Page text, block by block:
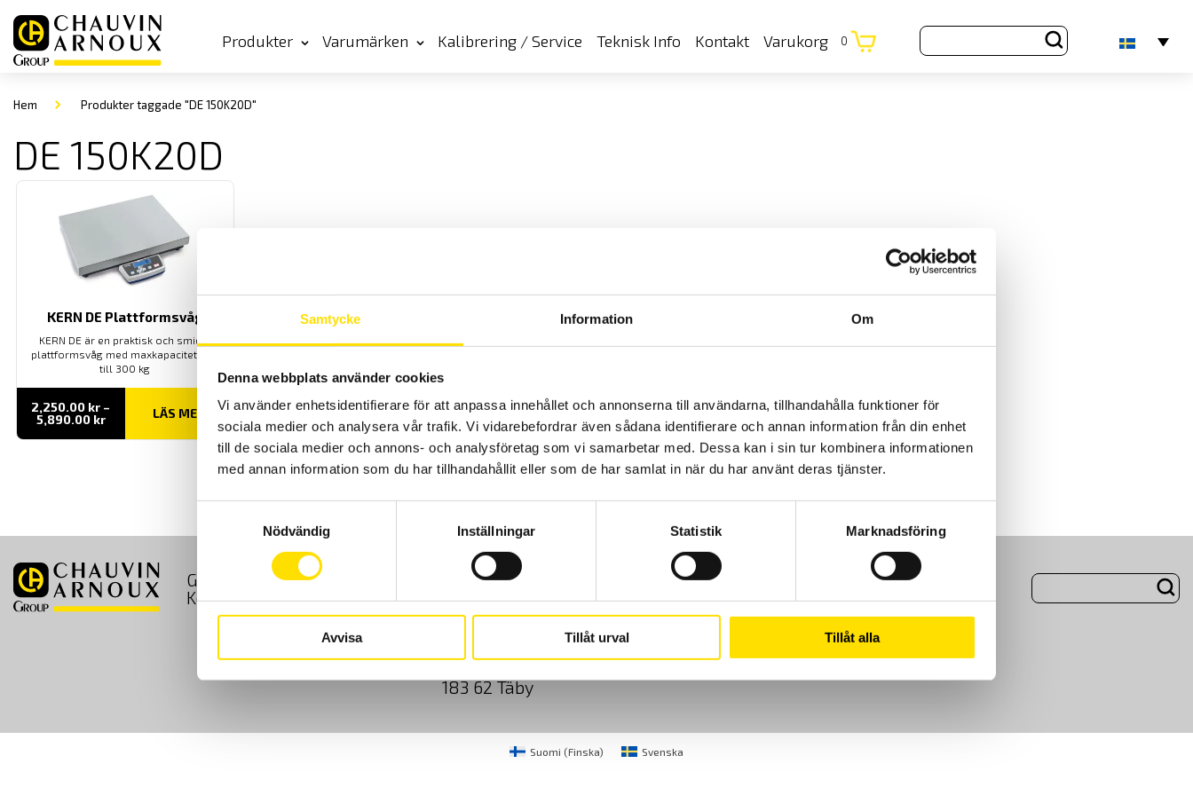
Samtycke Information Om
Denna webbplats använder cookies
Vi använder enhetsidentifierare för att anpassa innehållet och annonserna till användarna, tillhandahålla funktioner för
sociala medier och analysera vår trafik. Vi vidarebefordrar även sådana identifierare och annan information från din enhet
till de sociala medier och annons- och analysföretag som vi samarbetar med. Dessa kan i sin tur kombinera informationen
med annan information som du har tillhandahållit eller som de har samlat in när du har använt deras tjänster.
Nödvändig
Inställningar Statistik Marknadsföring
Avvisa Tillåt urval Tillåt alla
Produkter Varumärken Kalibrering / Service Teknisk Info Kontakt Varukorg 0
Hem Produkter taggade "DE 150K20D"
DE 150K20D
KERN DE Plattformsvåg
KERN DE är en praktisk och smidig
plattformsvåg med maxkapacitet upp
till 300 kg
2,250.00 kr –
5,890.00 krPrisintervall:
till
LÄS MER
GDPR Köpvillkor Cookies Kundundersökning
Om Oss
Kontakt
Sjöflygvägen 35
183 62 Täby
08-50 52 68 00
info@camatsystem.com
Suomi (Finska) Svenska